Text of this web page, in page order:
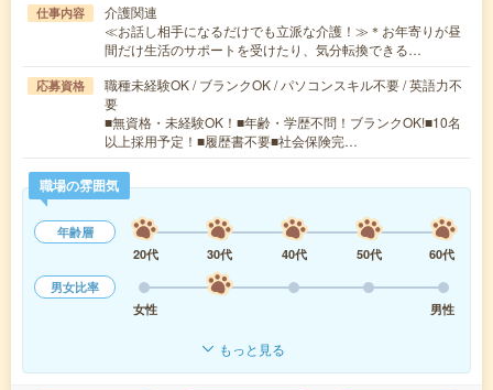
仕事内容
介護関連
≪お話し相手になるだけでも立派な介護！≫＊お年寄りが昼
間だけ生活のサポートを受けたり、気分転換できる…
応募資格
職種未経験OK / ブランクOK / パソコンスキル不要 / 英語力不
要
■無資格・未経験OK！■年齢・学歴不問！ブランクOK!■10名
以上採用予定！■履歴書不要■社会保険完…
職場の雰囲気
年齢層
20代
30代 40代 50代
60代
男女比率
女性
男性
もっと見る